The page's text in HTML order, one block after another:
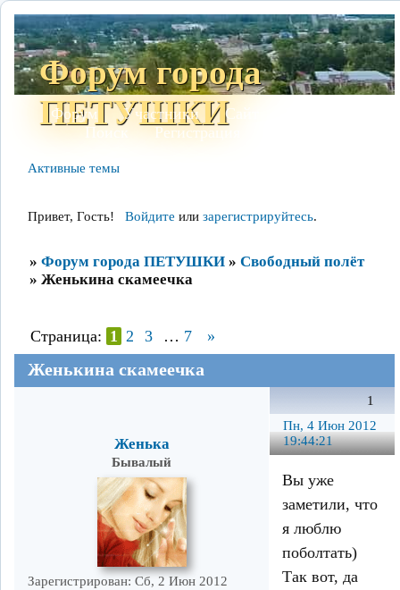
Форум города
ПЕТУШКИ
Форум Участники Сайт
Поиск
Регистрация
Активные темы
Привет, Гость! Войдите или зарегистрируйтесь.
» Форум города ПЕТУШКИ » Свободный полёт
» Женькина скамеечка
Женькина скамеечка
Страница: 1 2 3 … 7 »
1
Пн, 4 Июн 2012
19:44:21
Женька
Бывалый
Зарегистрирован: Сб, 2 Июн 2012
Вы уже
заметили, что
я люблю
поболтать)
Так вот, да